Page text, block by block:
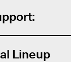
Lineup